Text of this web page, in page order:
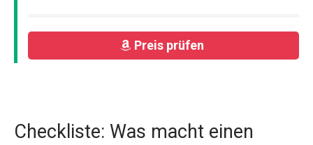
Preis prüfen
Checkliste: Was macht einen